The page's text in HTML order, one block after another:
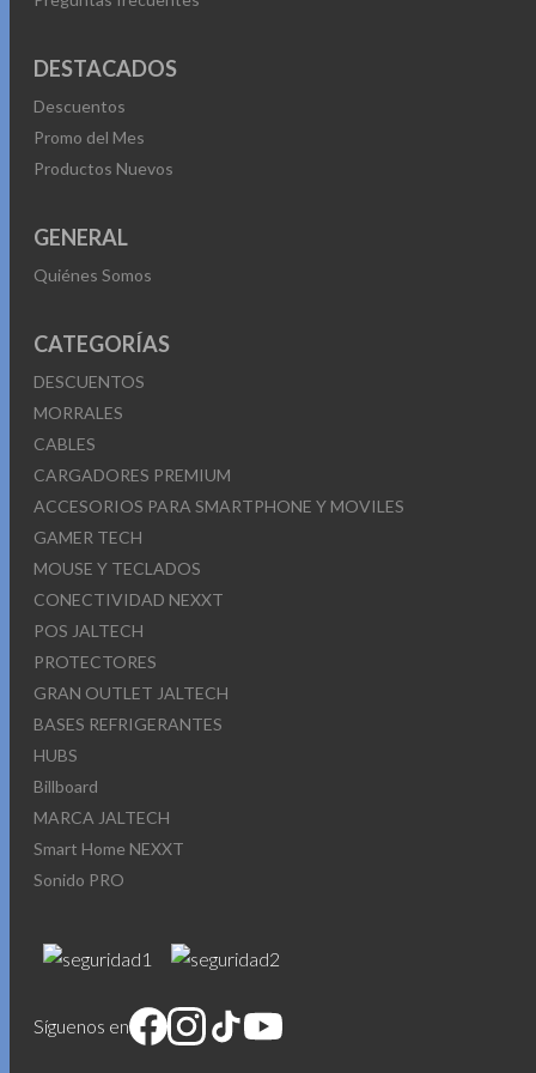
DESTACADOS
Descuentos
Promo del Mes
Productos Nuevos
GENERAL
Quiénes Somos
CATEGORÍAS
DESCUENTOS
MORRALES
CABLES
CARGADORES PREMIUM
ACCESORIOS PARA SMARTPHONE Y MOVILES
GAMER TECH
MOUSE Y TECLADOS
CONECTIVIDAD NEXXT
POS JALTECH
PROTECTORES
GRAN OUTLET JALTECH
BASES REFRIGERANTES
HUBS
Billboard
MARCA JALTECH
Smart Home NEXXT
Sonido PRO
Síguenos en